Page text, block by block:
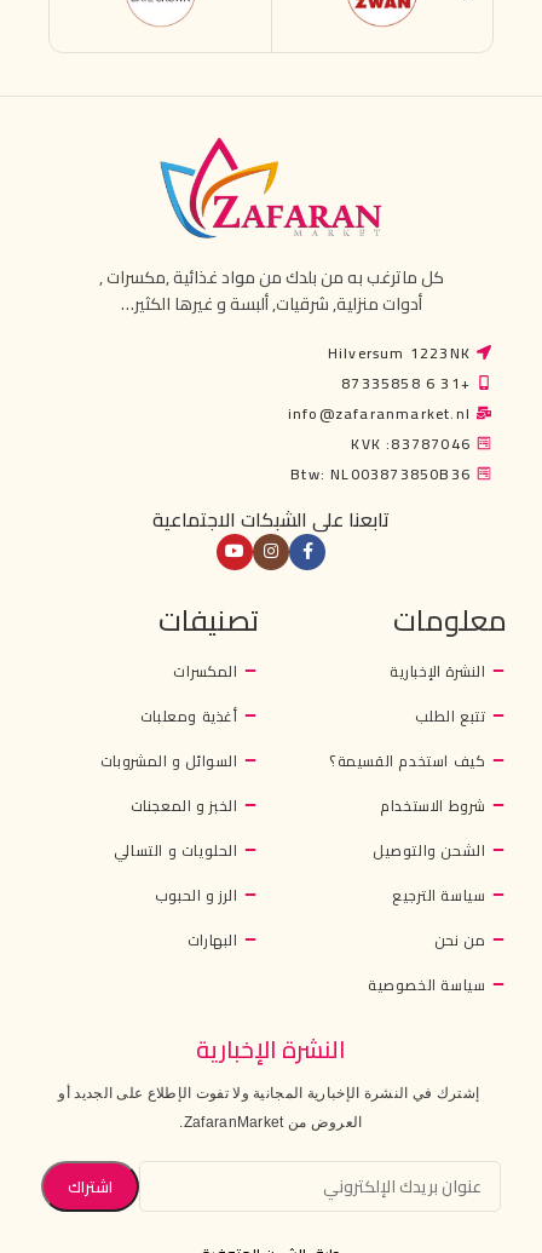
كل ماترغب به من بلدك من مواد غذائية ,مكسرات ,
أدوات منزلية, شرقيات, ألبسة و غيرها الكثير…
Hilversum 1223NK
+31 6 87335858
info@zafaranmarket.nl
KVK :83787046
Btw: NL003873850B36
تابعنا على الشبكات الاجتماعية
معلومات
النشرة الإخبارية
تتبع الطلب
كيف استخدم القسيمة؟
شروط الاستخدام
الشحن والتوصيل
سياسة الترجيع
من نحن
سياسة الخصوصية
تصنيفات
المكسرات
أغذية ومعلبات
السوائل و المشروبات
الخبز و المعجنات
الحلويات و التسالي
الرز و الحبوب
البهارات
النشرة الإخبارية
إشترك في النشرة الإخبارية المجانية ولا تفوت الإطلاع على الجديد أو
العروض من ZafaranMarket.